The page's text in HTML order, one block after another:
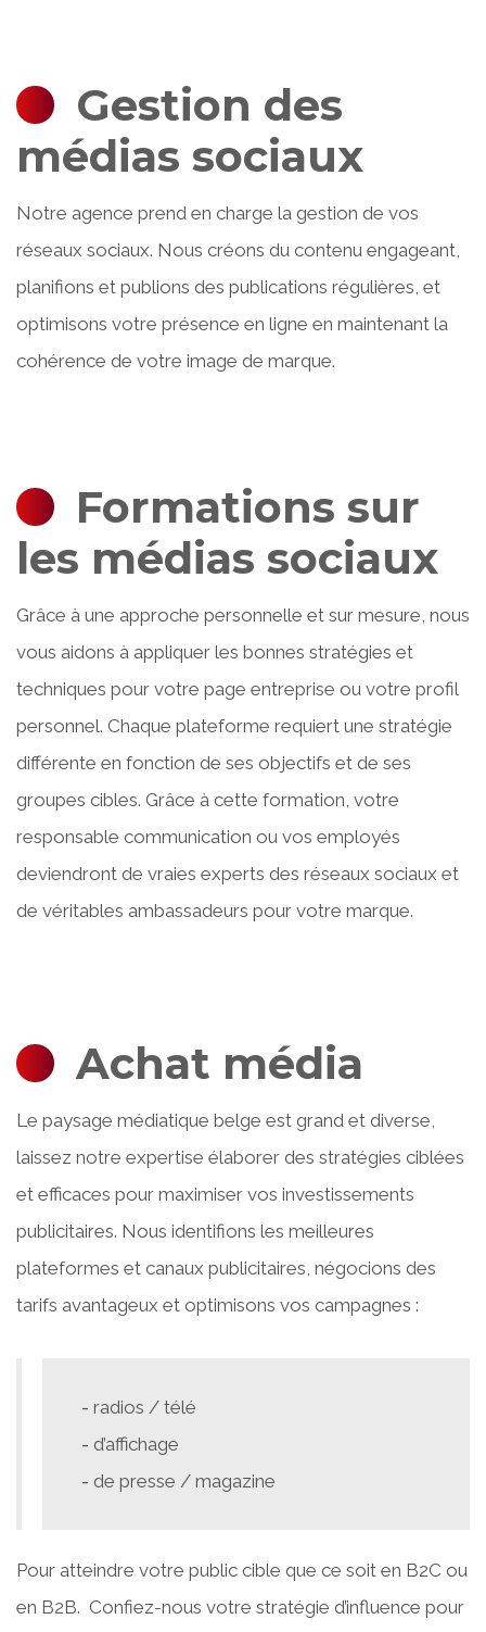
Gestion des
médias sociaux
Notre agence prend en charge la gestion de vos
réseaux sociaux. Nous créons du contenu engageant,
planifions et publions des publications régulières, et
optimisons votre présence en ligne en maintenant la
cohérence de votre image de marque.
Formations sur
les médias sociaux
Grâce à une approche personnelle et sur mesure, nous
vous aidons à appliquer les bonnes stratégies et
techniques pour votre page entreprise ou votre profil
personnel. Chaque plateforme requiert une stratégie
différente en fonction de ses objectifs et de ses
groupes cibles. Grâce à cette formation, votre
responsable communication ou vos employés
deviendront de vraies experts des réseaux sociaux et
de véritables ambassadeurs pour votre marque.
Achat média
Le paysage médiatique belge est grand et diverse,
laissez notre expertise élaborer des stratégies ciblées
et efficaces pour maximiser vos investissements
publicitaires. Nous identifions les meilleures
plateformes et canaux publicitaires, négocions des
tarifs avantageux et optimisons vos campagnes :
radios / télé
d’affichage
de presse / magazine
Pour atteindre votre public cible que ce soit en B2C ou
en B2B. Confiez-nous votre stratégie d’influence pour